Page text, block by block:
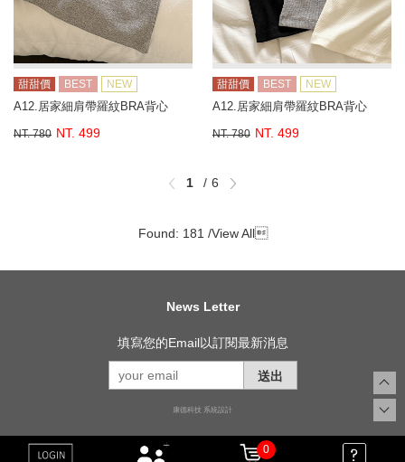
甜甜價 BEST NEW
A12.居家細肩帶羅紋BRA背心
NT. 780 NT. 499
甜甜價 BEST NEW
A12.居家細肩帶羅紋BRA背心
NT. 780 NT. 499
1 6
Found: 181 /View All
News Letter
填寫您的Email以訂閱最新消息
送出
康德科技 系統設計
0